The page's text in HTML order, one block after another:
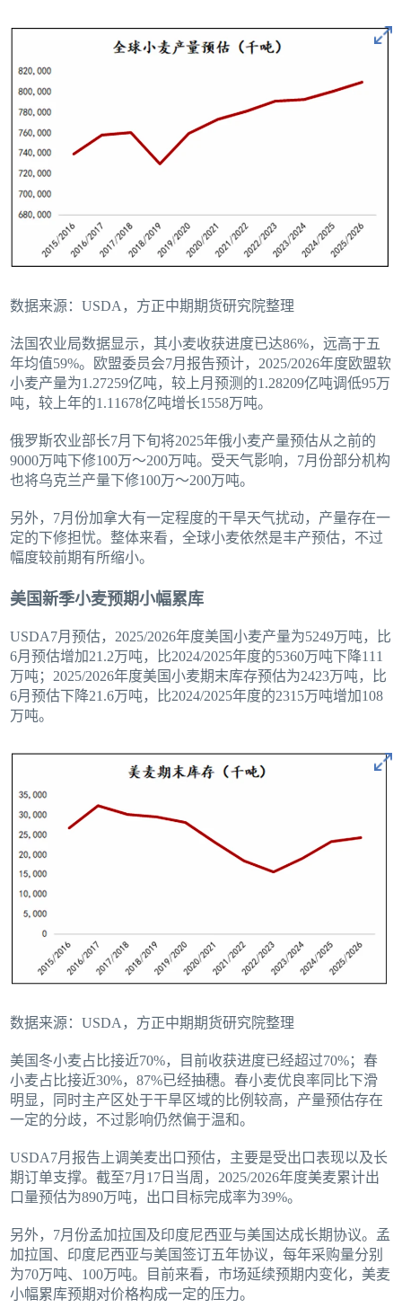
数据来源：USDA，方正中期期货研究院整理
法国农业局数据显示，其小麦收获进度已达86%，远高于五
年均值59%。欧盟委员会7月报告预计，2025/2026年度欧盟软
小麦产量为1.27259亿吨，较上月预测的1.28209亿吨调低95万
吨，较上年的1.11678亿吨增长1558万吨。
俄罗斯农业部长7月下旬将2025年俄小麦产量预估从之前的
9000万吨下修100万～200万吨。受天气影响，7月份部分机构
也将乌克兰产量下修100万～200万吨。
另外，7月份加拿大有一定程度的干旱天气扰动，产量存在一
定的下修担忧。整体来看，全球小麦依然是丰产预估，不过
幅度较前期有所缩小。
美国新季小麦预期小幅累库
USDA7月预估，2025/2026年度美国小麦产量为5249万吨，比
6月预估增加21.2万吨，比2024/2025年度的5360万吨下降111
万吨；2025/2026年度美国小麦期末库存预估为2423万吨，比
6月预估下降21.6万吨，比2024/2025年度的2315万吨增加108
万吨。
数据来源：USDA，方正中期期货研究院整理
美国冬小麦占比接近70%，目前收获进度已经超过70%；春
小麦占比接近30%，87%已经抽穗。春小麦优良率同比下滑
明显，同时主产区处于干旱区域的比例较高，产量预估存在
一定的分歧，不过影响仍然偏于温和。
USDA7月报告上调美麦出口预估，主要是受出口表现以及长
期订单支撑。截至7月17日当周，2025/2026年度美麦累计出
口量预估为890万吨，出口目标完成率为39%。
另外，7月份孟加拉国及印度尼西亚与美国达成长期协议。孟
加拉国、印度尼西亚与美国签订五年协议，每年采购量分别
为70万吨、100万吨。目前来看，市场延续预期内变化，美麦
小幅累库预期对价格构成一定的压力。